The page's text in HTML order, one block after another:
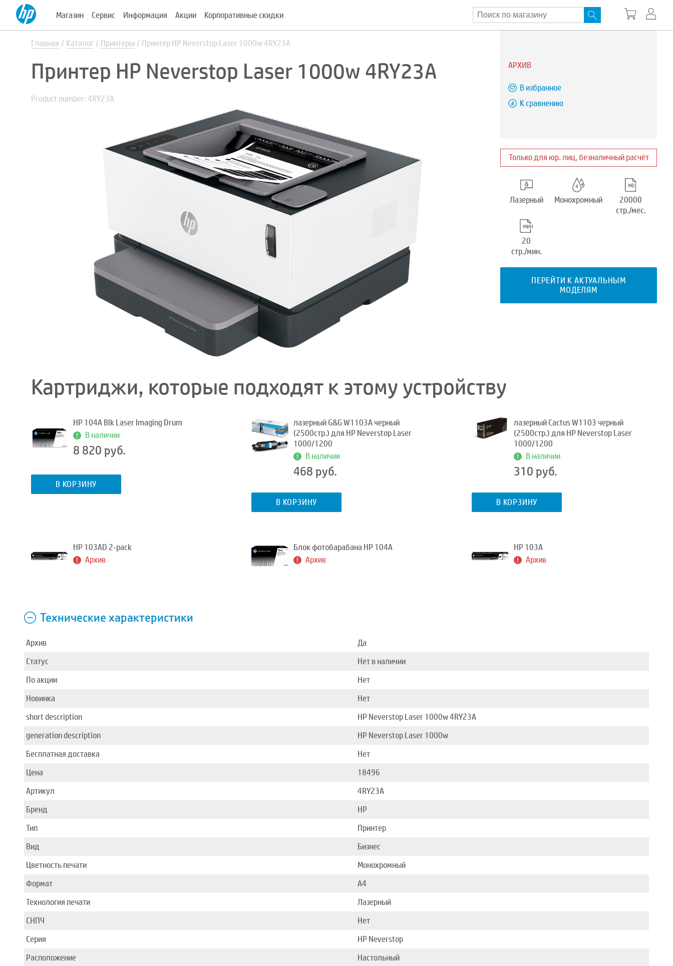
Магазин Сервис Информация Акции Корпоративные скидки
Главная Каталог Принтеры Принтер HP Neverstop Laser 1000w 4RY23A
Принтер HP Neverstop Laser 1000w 4RY23A
Product number: 4RY23A
АРХИВ
В избранное
К сравнению
Только для юр. лиц, безналичный расчёт
Лазерный Монохромный
20000
стр./мес.
20
стр./мин.
ПЕРЕЙТИ К АКТУАЛЬНЫМ
МОДЕЛЯМ
Картриджи, которые подходят к этому устройству
HP 104A Blk Laser Imaging Drum
В наличии
8 820 руб.
В КОРЗИНУ
лазерный G&G W1103A черный
(2500стр.) для HP Neverstop Laser
1000/1200
В наличии
468 руб.
В КОРЗИНУ
лазерный Cactus W1103 черный
(2500стр.) для HP Neverstop Laser
1000/1200
В наличии
310 руб.
В КОРЗИНУ
HP 103AD 2-pack
Архив
Блок фотобарабана HP 104A
Архив
HP 103A
Архив
Технические характеристики
Архив
Да
Статус
Нет в наличии
По акции
Нет
Новинка
Нет
short description
HP Neverstop Laser 1000w 4RY23A
generation description
HP Neverstop Laser 1000w
Бесплатная доставка
Нет
Цена
18496
Артикул
4RY23A
Бренд
HP
Тип
Принтер
Вид
Бизнес
Цветность печати
Монохромный
Формат
A4
Технология печати
Лазерный
СНПЧ
Нет
Серия
HP Neverstop
Расположение
Настольный